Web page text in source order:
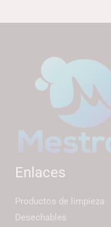
Enlaces
Productos de limpieza
Desechables